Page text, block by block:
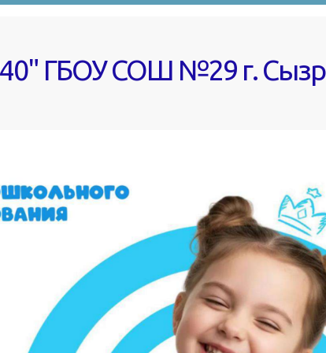
ГБОУ СОШ №29 г.